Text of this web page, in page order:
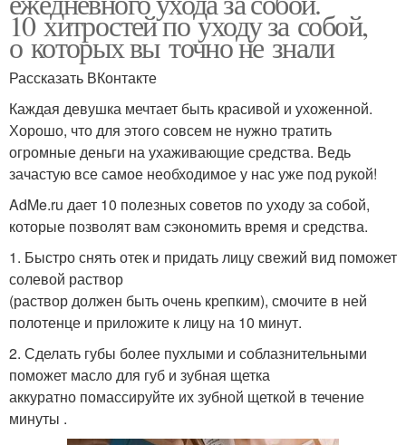
10 хитростей по уходу за собой,
о которых вы точно не знали
Рассказать ВКонтакте
Каждая девушка мечтает быть красивой и ухоженной.
Хорошо, что для этого совсем не нужно тратить
огромные деньги на ухаживающие средства. Ведь
зачастую все самое необходимое у нас уже под рукой!
AdMe.ru дает 10 полезных советов по уходу за собой,
которые позволят вам сэкономить время и средства.
1. Быстро снять отек и придать лицу свежий вид поможет
солевой раствор
(раствор должен быть очень крепким), смочите в ней
полотенце и приложите к лицу на 10 минут.
2. Сделать губы более пухлыми и соблазнительными
поможет масло для губ и зубная щетка
аккуратно помассируйте их зубной щеткой в течение
минуты .